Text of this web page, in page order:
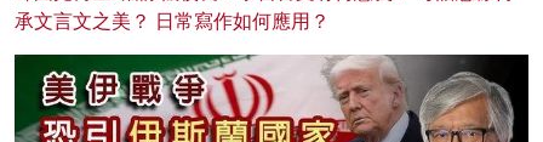
承文言文之美？ 日常寫作如何應用？